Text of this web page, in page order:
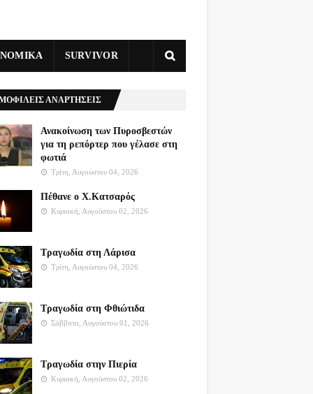
SURVIVOR
ΑΝΑΡΤΗΣΕΙΣ
Ανακοίνωση των Πυροσβεστών
για τη ρεπόρτερ που γέλασε στη
φωτιά
Τρίτη, Αυγούστου 04, 2026
Πέθανε ο Χ.Κατσαρός
Κυριακή, Αυγούστου 02, 2026
Τραγωδία στη Λάρισα
Τρίτη, Αυγούστου 04, 2026
Τραγωδία στη Φθιώτιδα
Σάββατο, Αυγούστου 01, 2026
Τραγωδία στην Πιερία
Κυριακή, Αυγούστου 02, 2026